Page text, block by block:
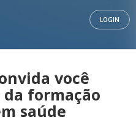
LOGIN
você
formação
saúde